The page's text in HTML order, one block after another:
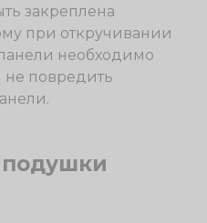
закреплена
при откручивании
необходимо
не повредить
подушки